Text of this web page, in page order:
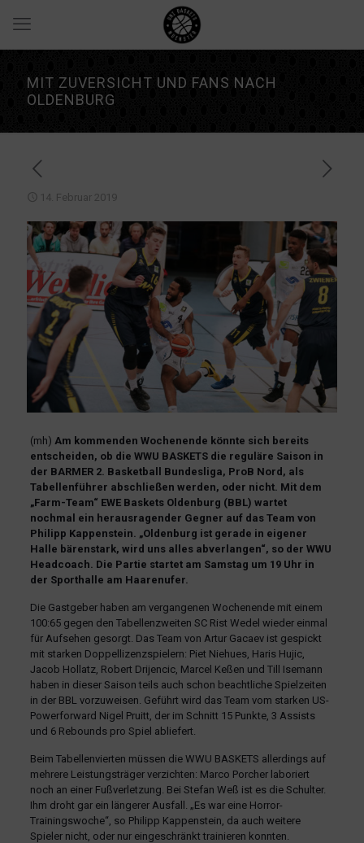
MIT ZUVERSICHT UND FANS NACH
OLDENBURG
14. Februar 2019
(mh) Am kommenden Wochenende könnte sich bereits
entscheiden, ob die WWU BASKETS die reguläre Saison in
der BARMER 2. Basketball Bundesliga, ProB Nord, als
Tabellenführer abschließen werden, oder nicht. Mit dem
„Farm-Team“ EWE Baskets Oldenburg (BBL) wartet
nochmal ein herausragender Gegner auf das Team von
Philipp Kappenstein. „Oldenburg ist gerade in eigener
Halle bärenstark, wird uns alles abverlangen“, so der WWU
Headcoach. Die Partie startet am Samstag um 19 Uhr in
der Sporthalle am Haarenufer.
Die Gastgeber haben am vergangenen Wochenende mit einem
100:65 gegen den Tabellenzweiten SC Rist Wedel wieder einmal
für Aufsehen gesorgt. Das Team von Artur Gacaev ist gespickt
mit starken Doppellizenzspielern: Piet Niehues, Haris Hujic,
Jacob Hollatz, Robert Drijencic, Marcel Keßen und Till Isemann
haben in dieser Saison teils auch schon beachtliche Spielzeiten
in der BBL vorzuweisen. Geführt wird das Team vom starken US-
Powerforward Nigel Pruitt, der im Schnitt 15 Punkte, 3 Assists
und 6 Rebounds pro Spiel abliefert.
Beim Tabellenvierten müssen die WWU BASKETS allerdings auf
mehrere Leistungsträger verzichten: Marco Porcher laboriert
noch an einer Fußverletzung. Bei Stefan Weß ist es die Schulter.
Ihm droht gar ein längerer Ausfall. „Es war eine Horror-
Trainingswoche“, so Philipp Kappenstein, da auch weitere
Spieler nicht, oder nur eingeschränkt trainieren konnten.